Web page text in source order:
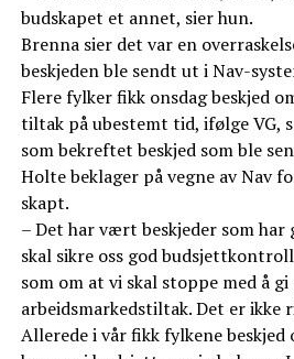
budskapet et annet, sier hun.
Brenna sier det var en
beskjeden ble sendt ut i Nav-
Flere fylker fikk onsdag beskjed
tiltak på ubestemt tid, ifølge VG,
som bekreftet beskjed som ble
Holte beklager på vegne av Nav
skapt.
– Det har vært beskjeder som
skal sikre oss god
som om at vi skal stoppe med å
arbeidsmarkedstiltak. Det er ikke
Allerede i vår fikk fylkene beskjed